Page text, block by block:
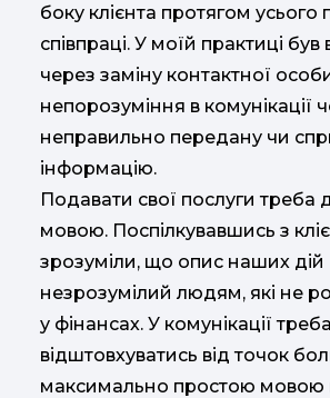
боку клієнта протягом усього
співпраці. У моїй практиці
через заміну контактної
непорозуміння в комунікації
неправильно передану чи
інформацію.
Подавати свої послуги треба
мовою. Поспілкувавшись з
зрозуміли, що опис наших дій
незрозумілий людям, які не
у фінансах. У комунікації треба
відштовхуватись від точок
максимально простою мовою